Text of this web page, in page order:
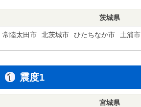
茨城県
常陸太田市 北茨城市 ひたちなか市 土浦市
震度1
宮城県